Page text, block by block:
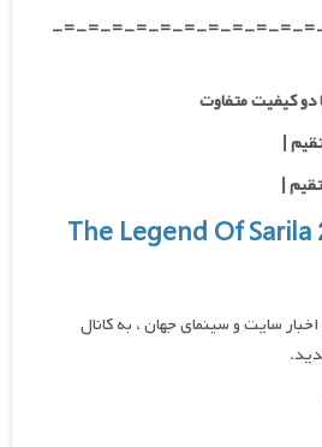
-=-=-=-=-=-=-=-=-=-=-
دو کیفیت متفاوت
|
|
سایت و سینمای جهان ، به کانال